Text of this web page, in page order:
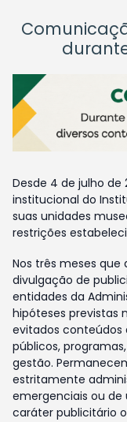
Desde 4 de julho
institucional do
suas unidades
restrições
Nos três meses
divulgação de
entidades da
hipóteses previstas
evitados conteúdos
públicos,
gestão.
estritamente
emergenciais ou
caráter publicitário